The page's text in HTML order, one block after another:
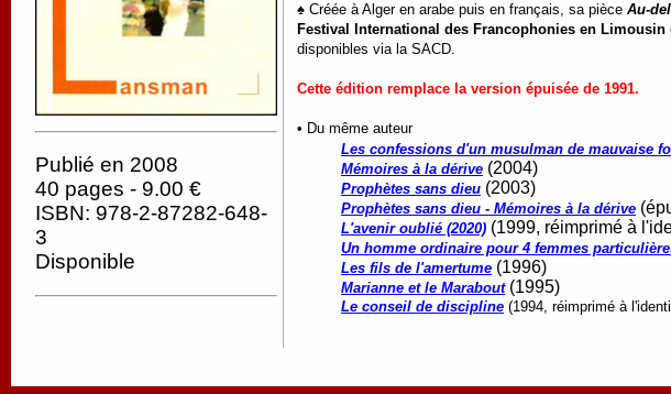
Publié en 2008
40 pages - 9.00 €
ISBN: 978-2-87282-648-
3
Disponible
♠ Créée à Alger en arabe puis en français, sa pièce Au-
Festival International des Francophonies en Limousin
disponibles via la SACD.
Cette édition remplace la version épuisée de 1991.
• Du même auteur
Les confessions d'un musulman de mauvaise
Mémoires à la dérive (2004)
Prophètes sans dieu (2003)
Prophètes sans dieu - Mémoires à la dérive
L'avenir oublié (2020) (1999, réimprimé à
Un homme ordinaire pour 4 femmes
Les fils de l'amertume (1996)
Marianne et le Marabout(1995)
Le conseil de discipline (1994, réimprimé à